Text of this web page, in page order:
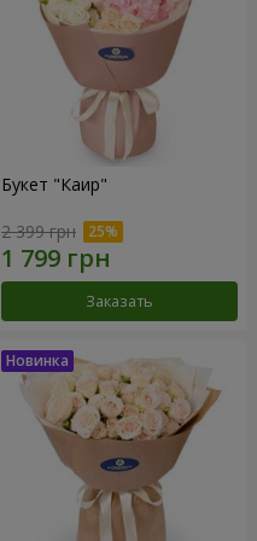
Букет "Каир"
2 399 грн
Заказать